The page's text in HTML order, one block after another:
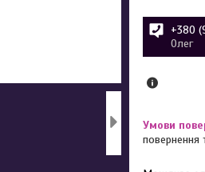
+380
Олег
повернення